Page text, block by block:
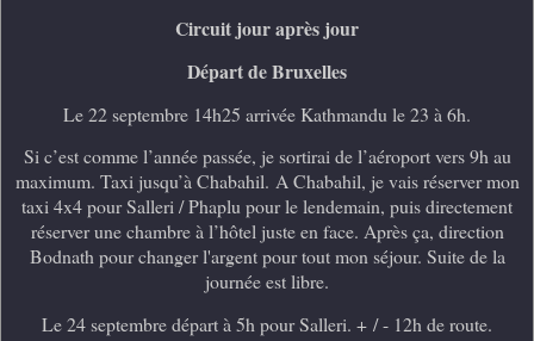
Circuit jour après jour
Départ de Bruxelles
Le 22 septembre 14h25 arrivée Kathmandu le 23 à 6h.
Si c’est comme l’année passée, je sortirai de l’aéroport vers 9h au
maximum. Taxi jusqu’à Chabahil. A Chabahil, je vais réserver mon
taxi 4x4 pour Salleri / Phaplu pour le lendemain, puis directement
réserver une chambre à l’hôtel juste en face. Après ça, direction
Bodnath pour changer l'argent pour tout mon séjour. Suite de la
journée est libre.
Le 24 septembre départ à 5h pour Salleri. + / - 12h de route.